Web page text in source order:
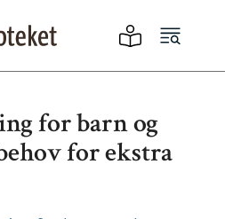
for barn og
for ekstra